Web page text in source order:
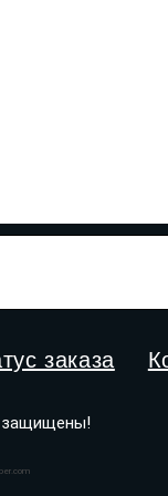
заказа
защищены!